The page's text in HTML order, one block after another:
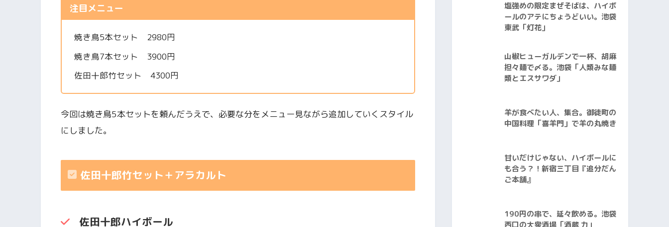
注目メニュー
焼き鳥5本セット 2980円
焼き鳥7本セット 3900円
佐田十郎竹セット 4300円
今回は焼き鳥5本セットを頼んだうえで、必要な分をメニュー見ながら追加していくスタイル
にしました。
佐田十郎竹セット＋アラカルト
佐田十郎ハイボール
塩強めの限定まぜそばは、ハイボ
ールのアテにちょうどいい。池袋
東武「灯花」
山椒ヒューガルデンで一杯、胡麻
担々麺で〆る。池袋「人類みな麺
類とエスサワダ」
羊が食べたい人、集合。御徒町の
中国料理「喜羊門」で羊の丸焼き
甘いだけじゃない、ハイボールに
も合う？！新宿三丁目『追分だん
ご本舗』
190円の串で、延々飲める。池袋